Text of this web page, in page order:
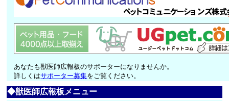
あなたも獣医師広報板のサポーターになりませんか。
詳しくはサポーター募集をご覧ください。
◆獣医師広報板メニュー